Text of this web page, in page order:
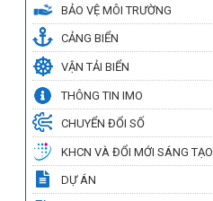
BẢO VỆ MÔI TRƯỜNG
CẢNG BIỂN
VẬN TẢI BIỂN
THÔNG TIN IMO
CHUYỂN ĐỔI SỐ
KHCN VÀ ĐỔI MỚI SÁNG TẠO
DỰ ÁN